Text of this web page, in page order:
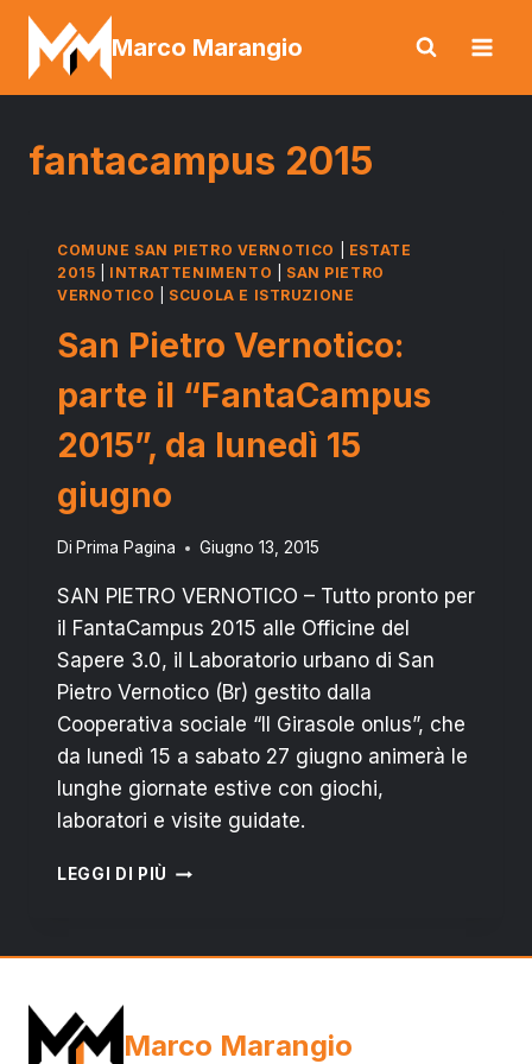
Salta
contenuto
Marco Marangio
fantacampus 2015
COMUNE SAN PIETRO VERNOTICO
ESTATE
2015
INTRATTENIMENTO
SAN PIETRO
VERNOTICO
SCUOLA E ISTRUZIONE
San Pietro Vernotico:
parte il “FantaCampus
2015”, da lunedì 15
giugno
Di Prima Pagina Giugno 13, 2015
SAN PIETRO VERNOTICO – Tutto pronto per
il FantaCampus 2015 alle Officine del
Sapere 3.0, il Laboratorio urbano di San
Pietro Vernotico (Br) gestito dalla
Cooperativa sociale “Il Girasole onlus”, che
da lunedì 15 a sabato 27 giugno animerà le
lunghe giornate estive con giochi,
laboratori e visite guidate.
LEGGI DI PIÙ SAN
DA
Marco Marangio